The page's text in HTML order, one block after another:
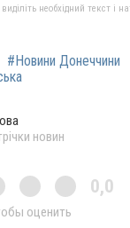
необхідний текст і
#Новини Донеччини
новин
0,0
оценить